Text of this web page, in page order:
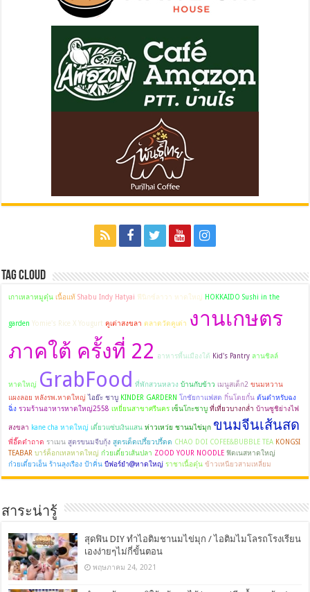
Tag Cloud
เกาเหลาหมูตุ๋น เนื้อแท้ Shabu Indy Hatyai ฟีนิกซ์ลาวา หาดใหญ่ HOKKAIDO Sushi in the
garden Yomie's Rice X Yougurt คูเต่าสงขลา ตลาดวัดคูเต่า งานเกษตร
ภาคใต้ ครั้งที่ 22
อาหารพื้นเมืองใต้ Kid's Pantry ลานชิลล์
หาดใหญ่ GrabFood ที่พักสวนหลวง บ้านกับข้าว เมนูสเต็ก2 ขนมหวาน
แผงลอย หลังรพ.หาดใหญ่ ไอย๊ะ ชาบู KINDER GARDERN โกชัยกาแฟสด กิ๋นโตยกั๋น ต้นตำหรับฉง
ฉิ่ง รวมร้านอาหารหาดใหญ่2558 เหยี่ยนสาขาศรีนคร เซ็นโกะชาบู ที่เที่ยวบางกล่ำ บ้านซูชิย่างไฟ
สงขลา kane cha หาดใหญ่ เตี๋ยวแซ่บเงินแสน ห่าวเหว่ย ชานมไข่มุก ขนมจีนเส้นสด
พี่อี๊ดตำถาด ราเมน สูตรขนมจีบกุ้ง สูตรเด็ดเปรี้ยวปรี้ดด CHAO DOI COFEE&BUBBLE TEA KONGSI
TEABAR บาร์ค็อกเทลหาดใหญ่ ก๋วยเตี๋ยวเส้นปลา ZOOD YOUR NOODLE ฟิตเนสหาดใหญ่
ก๋วยเตี๋ยวเอ็น ร้านลุงเรือง ป้าคิ่น บีฟอร์ยำ@หาดใหญ่ ราชาเนื้อตุ๋น ข้าวเหนียวสามเหลี่ยม
สาระน่ารู้
สุดฟิน DIY ทำไอติมชานมไข่มุก / ไอติมไมโลรถโรงเรียน
เองง่ายๆไม่กี่ขั้นตอน
พฤษภาคม 24, 2021